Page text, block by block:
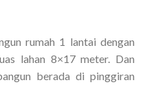
rumah 1 lantai dengan
lahan 8×17 meter. Dan
berada di pinggiran